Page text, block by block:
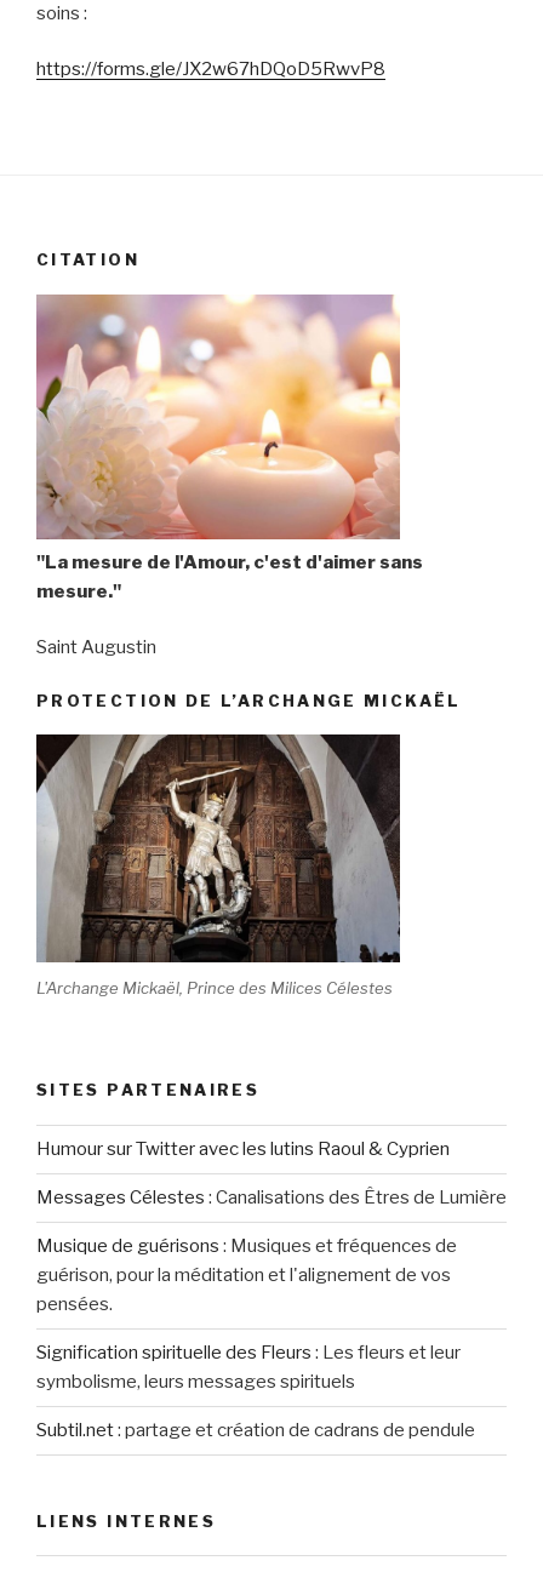
soins :
https://forms.gle/JX2w67hDQoD5RwvP8
CITATION
"La mesure de l'Amour, c'est d'aimer sans
mesure."
Saint Augustin
PROTECTION DE L’ARCHANGE MICKAËL
L'Archange Mickaël, Prince des Milices Célestes
SITES PARTENAIRES
Humour sur Twitter avec les lutins Raoul & Cyprien
Messages Célestes : Canalisations des Êtres de Lumière
Musique de guérisons : Musiques et fréquences de
guérison, pour la méditation et l'alignement de vos
pensées.
Signification spirituelle des Fleurs : Les fleurs et leur
symbolisme, leurs messages spirituels
Subtil.net: partage et création de cadrans de pendule
LIENS INTERNES